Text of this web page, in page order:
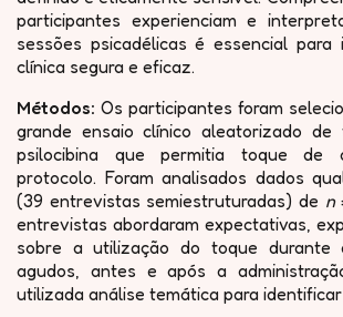
participantes experienciam e
sessões psicadélicas é essencial
clínica segura e eficaz.
Métodos: Os participantes foram
grande ensaio clínico aleatorizado de
psilocibina que permitia toque de
protocolo. Foram analisados dados
(39 entrevistas semiestruturadas) de n
entrevistas abordaram expectativas,
sobre a utilização do toque durante
agudos, antes e após a
utilizada análise temática para